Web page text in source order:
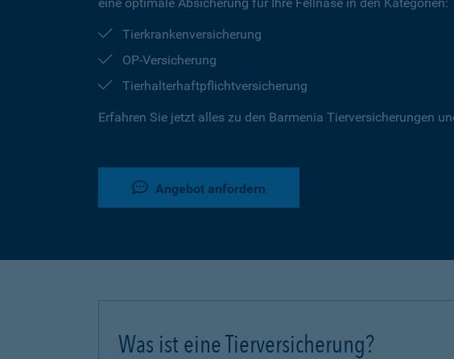
Tierkrankenversicherung
OP-Versicherung
Tierhalterhaftpflichtversicherung
Erfahren Sie jetzt alles zu den Barmenia Tierversicherungen
Angebot anfordern
Was ist eine Tierversicherung?